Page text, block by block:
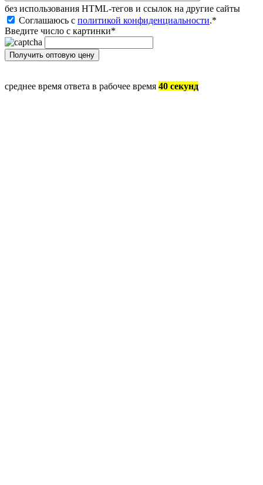
без иcпользования HTML-тегов и ссылок на другие сайты
Соглашаюсь с политикой конфиденциальности.*
Введите число с картинки*
среднее время ответа в рабочее время 40 секунд